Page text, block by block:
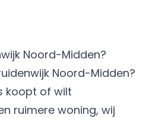
Noord-Midden?
Noord-Midden?
koopt of wilt
ruimere woning, wij